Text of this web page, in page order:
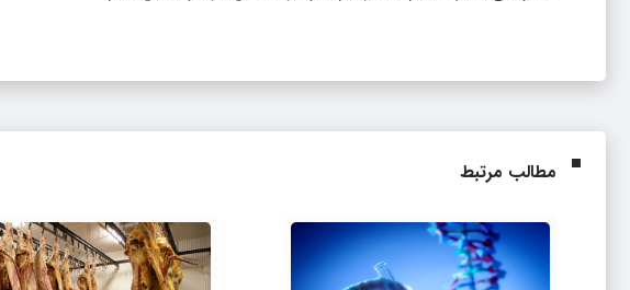
مطالب مرتبط